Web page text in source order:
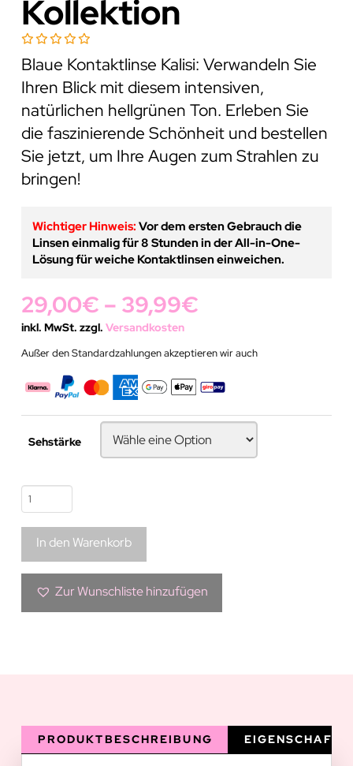
Kollektion
Blaue Kontaktlinse Kalisi: Verwandeln Sie
Ihren Blick mit diesem intensiven,
natürlichen hellgrünen Ton. Erleben Sie
die faszinierende Schönheit und bestellen
Sie jetzt, um Ihre Augen zum Strahlen zu
bringen!
Wichtiger Hinweis:Vor dem ersten Gebrauch die
Linsen einmalig für 8 Stunden in der All-in-One-
Lösung für weiche Kontaktlinsen einweichen.
29,00€ – 39,99€
inkl. MwSt. zzgl. Versandkosten
Außer den Standardzahlungen akzeptieren wir auch
Sehstärke
Blaue
Kontaktlinse
|
Kalisi
Cataleya
Kollektion
Menge
In den Warenkorb
Zur Wunschliste hinzufügen
PRODUKTBESCHREIBUNG